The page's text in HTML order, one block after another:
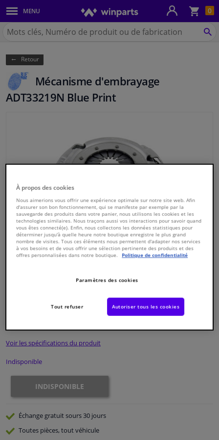
0
MENU
Carrosserie & tôles
Feux & ampoules
Freinage
Système d'échappement
Refroidissement & chauffage
Pièces moteur & accessoires
Filtres & liquides
Bagages & transport
Fenêtres & accessoires
Camping-car, moto & vélo
Capteurs & électronique
Chercher
Winparts.be
Retour
Mécanisme d'embrayage
ADT33219N Blue Print
5050063599497
Voir les spécifications du produit
Indisponible
INDISPONIBLE
Échange gratuitsours 30 jours
Toutes pièces, tout véhicule
À propos des cookies
Nous aimerions vous offrir une expérience optimale sur notre site web. Afin
d'assurer son bon fonctionnement, qui se manifeste par exemple par la
sauvegarde des produits dans votre panier, nous utilisons les cookies et les
technologies similaires. Nous traçons aussi vos interactions pour savoir quand
vous êtes connecté(e). Enfin, nous collectons les données statistiques pour
déterminer jusqu'à quelle heure notre boutique enregistre le plus grand
nombre de visites. Tous ces éléments nous permettent d'adapter nos services
à vos besoins et de vous offrir une sélection pertinente des produits et des
offres personnalisées dans notre boutique.
Politique de confidentialité
Paramètres des cookies
Tout refuser Autoriser tous les cookies